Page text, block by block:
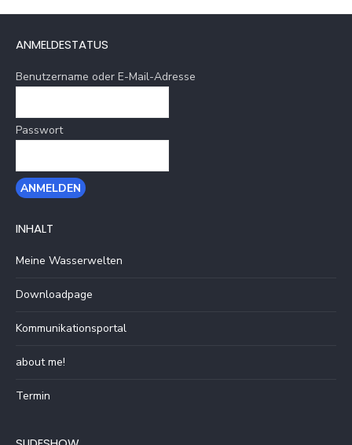
ANMELDESTATUS
Benutzername oder E-Mail-Adresse
Passwort
INHALT
Meine Wasserwelten
Downloadpage
Kommunikationsportal
about me!
Termin